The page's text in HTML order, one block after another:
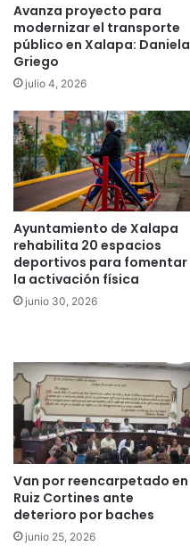
Avanza proyecto para
modernizar el transporte
público en Xalapa: Daniela
Griego
julio 4, 2026
Ayuntamiento de Xalapa
rehabilita 20 espacios
deportivos para fomentar
la activación física
junio 30, 2026
Van por reencarpetado en
Ruiz Cortines ante
deterioro por baches
junio 25, 2026